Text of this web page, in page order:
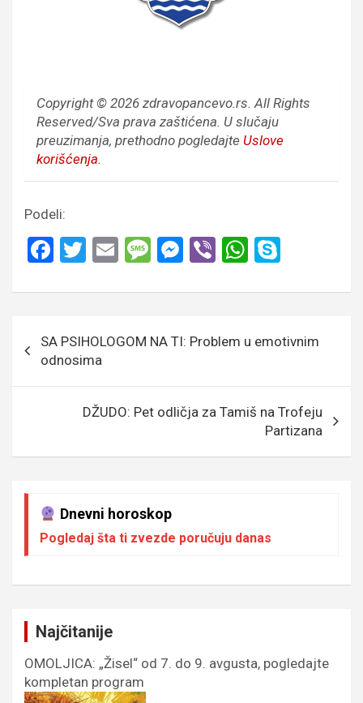
Copyright © 2026 zdravopancevo.rs. All Rights
Reserved/Sva prava zaštićena. U slučaju
preuzimanja, prethodno pogledajte Uslove
korišćenja.
Podeli:
F
ce
o
o
T
tt
E
ail
M
s
g
e
M
se
g
er
Vi
er
W
at
A
p
p
p
чланка
SA PSIHOLOGOM NA TI: Problem u emotivnim
odnosima
DŽUDO: Pet odličja za Tamiš na Trofeju
Partizana
Dnevni horoskop
Pogledaj šta ti zvezde poručuju danas
Najčitanije
OMOLJICA: „Žisel“ od 7. do 9. avgusta, pogledajte
kompletan program